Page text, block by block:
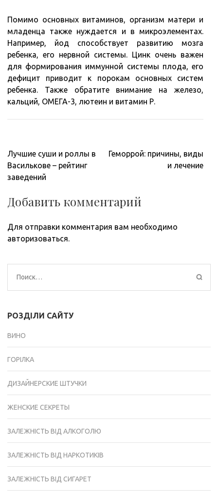
Помимо основных витаминов, организм матери и
младенца также нуждается и в микроэлементах.
Например, йод способствует развитию мозга
ребенка, его нервной системы. Цинк очень важен
для формирования иммунной системы плода, его
дефицит приводит к порокам основных систем
ребенка. Также обратите внимание на железо,
кальций, ОМЕГА-3, лютеин и витамин Р.
Навигация
по
записям
Лучшие суши и роллы в
Василькове – рейтинг
заведений
Геморрой: причины, виды
и лечение
Добавить комментарий
Для отправки комментария вам необходимо
авторизоваться.
Найти:
РОЗДІЛИ САЙТУ
ВИНО
ГОРІЛКА
ДИЗАЙНЕРСКИЕ ШТУЧКИ
ЖЕНСКИЕ СЕКРЕТЫ
ЗАЛЕЖНІСТЬ ВІД АЛКОГОЛЮ
ЗАЛЕЖНІСТЬ ВІД НАРКОТИКІВ
ЗАЛЕЖНІСТЬ ВІД СИГАРЕТ